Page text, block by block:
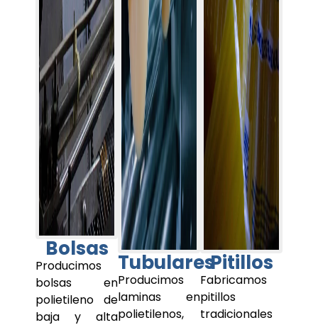
Bolsas
Producimos
bolsas en
polietileno de
baja y alta
Tubulares
Producimos
laminas en
polietilenos,
Pitillos
Fabricamos
pitillos
tradicionales